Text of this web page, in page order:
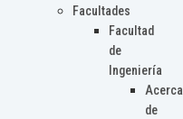
Facultades
Facultad
de
Ingeniería
Acerca
de